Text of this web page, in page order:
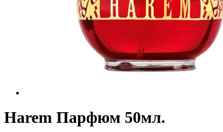
Harem Парфюм 50мл.